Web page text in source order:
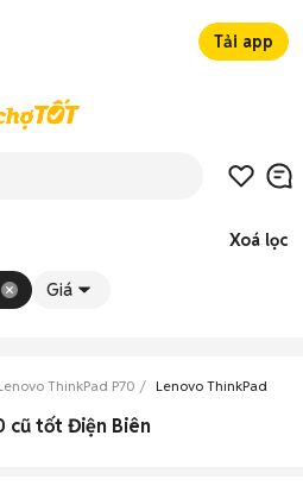
Tải app
Xoá lọc
Giá
ThinkPad P70 Lenovo ThinkPad P70
cũ tốt Điện Biên